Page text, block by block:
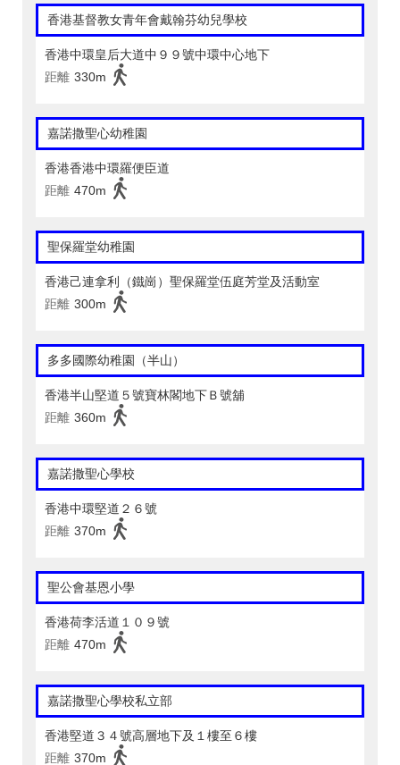
香港基督教女青年會戴翰芬幼兒學校
香港中環皇后大道中９９號中環中心地下
距離 330m
嘉諾撒聖心幼稚園
香港香港中環羅便臣道
距離 470m
聖保羅堂幼稚園
香港己連拿利（鐵崗）聖保羅堂伍庭芳堂及活動室
距離 300m
多多國際幼稚園（半山）
香港半山堅道５號寶林閣地下Ｂ號舖
距離 360m
嘉諾撒聖心學校
香港中環堅道２６號
距離 370m
聖公會基恩小學
香港荷李活道１０９號
距離 470m
嘉諾撒聖心學校私立部
香港堅道３４號高層地下及１樓至６樓
距離 370m